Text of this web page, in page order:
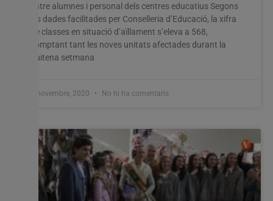
entre alumnes i personal dels centres educatius Segons
les dades facilitades per Conselleria d’Educació, la xifra
de classes en situació d’aïllament s’eleva a 568,
comptant tant les noves unitats afectades durant la
huitena setmana
3 novembre, 2020 No hi ha comentaris